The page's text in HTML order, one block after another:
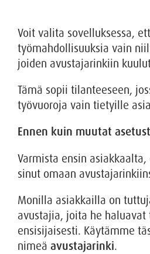
Voit valita sovelluksessa,
työmahdollisuuksia vain
joiden avustajarinkiin
Tämä sopii tilanteeseen,
työvuoroja vain tietyille
Ennen kuin muutat
Varmista ensin
sinut omaan
Monilla asiakkailla on
avustajia, joita he haluavat
ensisijaisesti. Käytämme
nimeä avustajarinki.